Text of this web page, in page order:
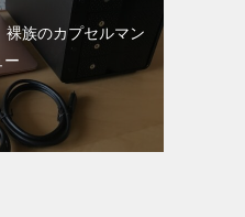
裸族のカプセルマン
ー